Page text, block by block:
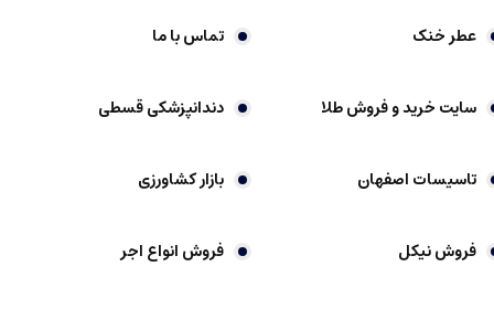
عطر خنک تماس با ما
سایت خرید و فروش طلا دندانپزشکی قسطی
تاسیسات اصفهان بازار کشاورزی
فروش نیکل فروش انواع اجر